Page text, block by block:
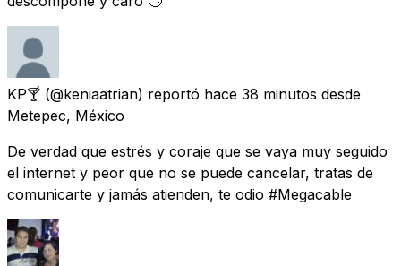
KP🍸 (@keniaatrian) reportó hace 38 minutos desde
Metepec, México
De verdad que estrés y coraje que se vaya muy seguido
el internet y peor que no se puede cancelar, tratas de
comunicarte y jamás atienden, te odio #Megacable